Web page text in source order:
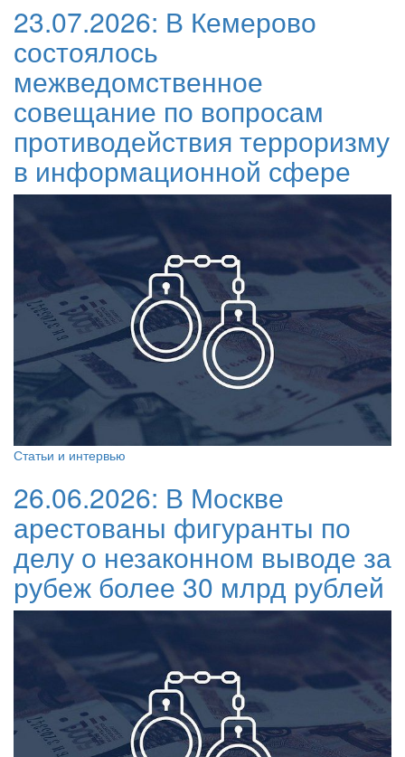
23.07.2026: В Кемерово
состоялось
межведомственное
совещание по вопросам
противодействия терроризму
в информационной сфере
Статьи и интервью
26.06.2026: В Москве
арестованы фигуранты по
делу о незаконном выводе за
рубеж более 30 млрд рублей